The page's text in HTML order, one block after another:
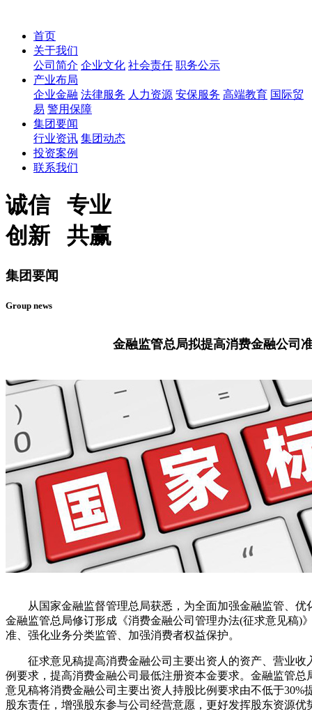
首页
关于我们
公司简介 企业文化 社会责任 职务公示
产业布局
企业金融 法律服务 人力资源 安保服务 高端教育 国际贸
易 警用保障
集团要闻
行业资讯 集团动态
投资案例
联系我们
诚信 专业
创新 共赢
集团要闻
Group news
金融监管总局拟提高消费金融公司
从国家金融监督管理总局获悉，为全面加强金融监管、优
金融监管总局修订形成《消费金融公司管理办法(征求意见稿)
准、强化业务分类监管、加强消费者权益保护。
征求意见稿提高消费金融公司主要出资人的资产、营业收
例要求，提高消费金融公司最低注册资本金要求。金融监管总
意见稿将消费金融公司主要出资人持股比例要求由不低于30%
股东责任，增强股东参与公司经营意愿，更好发挥股东资源优